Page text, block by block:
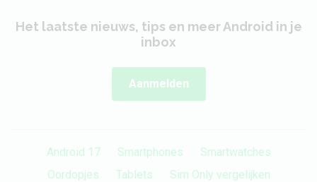
Het laatste nieuws, tips en meer Android in je
inbox
Aanmelden
Android 17 Smartphones
Smartwatches
Oordopjes
Tablets
Sim Only vergelijken